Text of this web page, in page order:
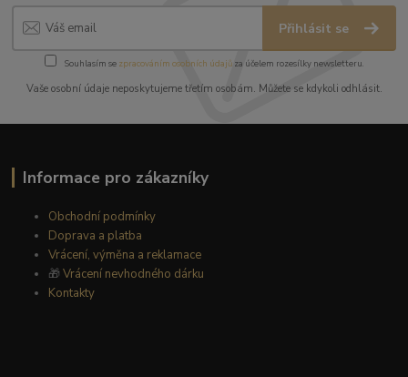
Přihlásit se
Souhlasím se zpracováním osobních údajůza účelem rozesílky newsletteru.
Vaše osobní údaje neposkytujeme třetím osobám. Můžete se kdykoli odhlásit.
Informace pro zákazníky
Obchodní podmínky
Doprava a platba
Vrácení, výměna a reklamace
🎁Vrácení nevhodného dárku
Kontakty